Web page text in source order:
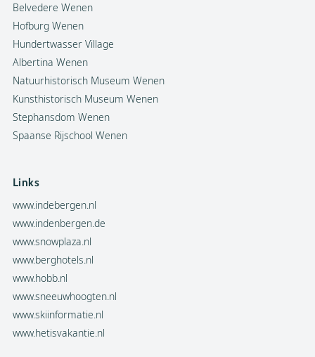
Belvedere Wenen
Hofburg Wenen
Hundertwasser Village
Albertina Wenen
Natuurhistorisch Museum Wenen
Kunsthistorisch Museum Wenen
Stephansdom Wenen
Spaanse Rijschool Wenen
Links
www.indebergen.nl
www.indenbergen.de
www.snowplaza.nl
www.berghotels.nl
www.hobb.nl
www.sneeuwhoogten.nl
www.skiinformatie.nl
www.hetisvakantie.nl